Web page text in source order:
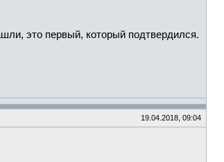
это первый, который подтвердился.
19.04.2018, 09:04